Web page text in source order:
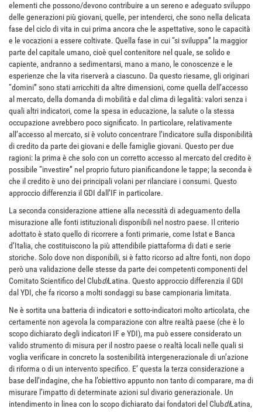
elementi che possono/devono contribuire a un sereno e adeguato sviluppo
delle generazioni più giovani, quelle, per intenderci, che sono nella delicata
fase del ciclo di vita in cui prima ancora che le aspettative, sono le capacità
e le vocazioni a essere coltivate. Quella fase in cui “si sviluppa” la maggior
parte del capitale umano, cioè quel contenitore nel quale, se solido e
capiente, andranno a sedimentarsi, mano a mano, le conoscenze e le
esperienze che la vita riserverà a ciascuno. Da questo riesame, gli originari
“domini” sono stati arricchiti da altre dimensioni, come quella dell’accesso
al mercato, della domanda di mobilità e dal clima di legalità: valori senza i
quali altri indicatori, come la spesa in educazione, la salute o la stessa
occupazione avrebbero poco significato. In particolare, relativamente
all’accesso al mercato, si è voluto concentrare l’indicatore sulla disponibilità
di credito da parte dei giovani e delle famiglie giovani. Questo per due
ragioni: la prima è che solo con un corretto accesso al mercato del credito è
possibile “investire” nel proprio futuro pianificandone le tappe; la seconda è
che il credito è uno dei principali volani per rilanciare i consumi. Questo
approccio differenzia il GDI dall’IF in particolare.
La seconda considerazione attiene alla necessità di adeguamento della
misurazione alle fonti istituzionali disponibili nel nostro paese. Il criterio
adottato è stato quello di ricorrere a fonti primarie, come Istat e Banca
d’Italia, che costituiscono la più attendibile piattaforma di dati e serie
storiche. Solo dove non disponibili, si è fatto ricorso ad altre fonti, non dopo
però una validazione delle stesse da parte dei competenti componenti del
Comitato Scientifico del ClubdiLatina. Questo approccio differenzia il GDI
dal YDI, che fa ricorso a molti sondaggi su base campionaria limitata.
Ne è sortita una batteria di indicatori e sotto-indicatori molto articolata, che
certamente non agevola la comparazione con altre realtà paese (che è lo
scopo dichiarato degli indicatori IF e YDI), ma può essere considerato un
valido strumento di misura per il nostro paese o realtà locali nelle quali si
voglia verificare in concreto la sostenibilità intergenerazionale di un’azione
di riforma o di un intervento specifico. E’ questa la terza considerazione a
base dell’indagine, che ha l’obiettivo appunto non tanto di comparare, ma di
misurare l’impatto di determinate azioni sul divario generazionale. Un
intendimento in linea con lo scopo dichiarato dai fondatori del ClubdiLatina,